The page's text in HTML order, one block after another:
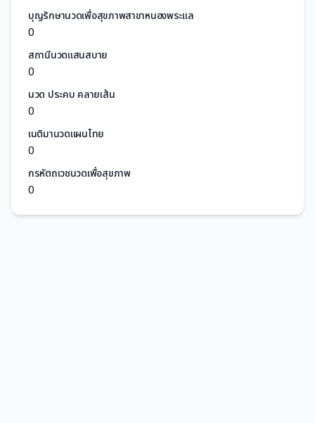
บุญรักษานวดเพื่อสุขภาพสาขาหนองพระแล
0
สถานีนวดแสนสบาย
0
นวด ประคบ คลายเส้น
0
เนติมานวดแผนไทย
0
กรหัตถเวชนวดเพื่อสุขภาพ
0